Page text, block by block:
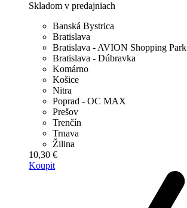
Skladom v predajniach
Banská Bystrica
Bratislava
Bratislava - AVION Shopping Park
Bratislava - Dúbravka
Komárno
Košice
Nitra
Poprad - OC MAX
Prešov
Trenčín
Trnava
Žilina
10,30 €
Koupit